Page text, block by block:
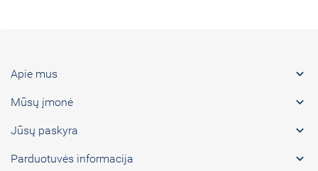
Apie mus 
Mūsų įmonė 
Jūsų paskyra 
Parduotuvės informacija 